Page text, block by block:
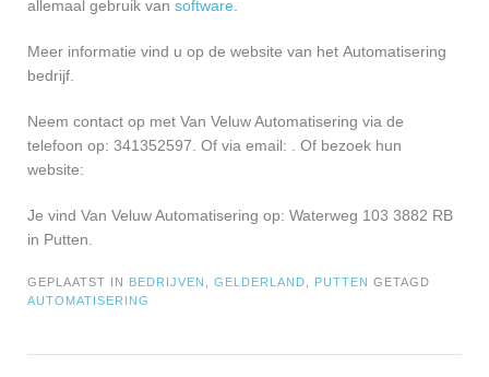
allemaal gebruik van software
Meer informatie vind u op de website van het Automatisering
bedrijf.
Neem contact op met Van Veluw Automatisering via de
telefoon op: 341352597. Of via email:
. Of bezoek hun
website:
Je vind Van Veluw Automatisering op: Waterweg 103 3882 RB
in Putten.
GEPLAATST IN BEDRIJVEN GELDERLAND PUTTEN GETAGD
AUTOMATISERING